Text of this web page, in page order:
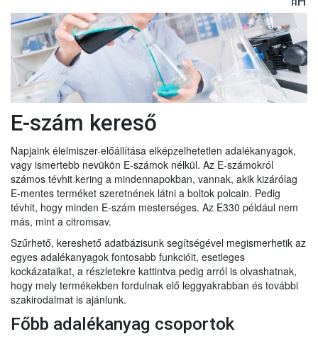
E-szám kereső
Napjaink élelmiszer-előállítása elképzelhetetlen adalékanyagok,
vagy ismertebb nevükön E-számok nélkül. Az E-számokról
számos tévhit kering a mindennapokban, vannak, akik kizárólag
E-mentes terméket szeretnének látni a boltok polcain. Pedig
tévhit, hogy minden E-szám mesterséges. Az E330 például nem
más, mint a citromsav.
Szűrhető, kereshető adatbázisunk segítségével megismerhetik az
egyes adalékanyagok fontosabb funkcióit, esetleges
kockázataikat, a részletekre kattintva pedig arról is olvashatnak,
hogy mely termékekben fordulnak elő leggyakrabban és további
szakirodalmat is ajánlunk.
Főbb adalékanyag csoportok